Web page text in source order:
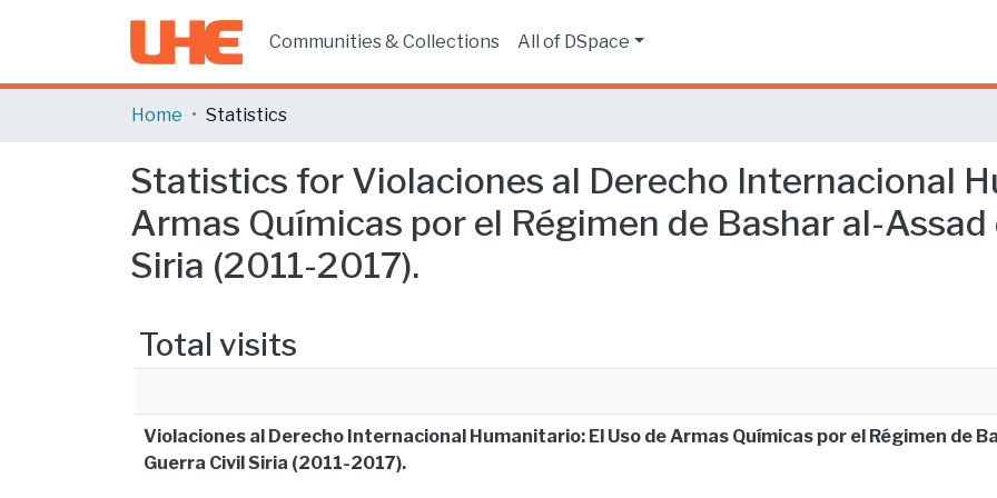
Communities & Collections All of DSpace
Home Statistics
Statistics for Violaciones al Derecho Internacional
Armas Químicas por el Régimen de Bashar al-
Siria (2011-2017).
Total visits
Violaciones al Derecho Internacional Humanitario: El Uso de Armas Químicas por el Régimen de
Guerra Civil Siria (2011-2017).